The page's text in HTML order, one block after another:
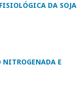
DA SOJA
NITROGENADA E